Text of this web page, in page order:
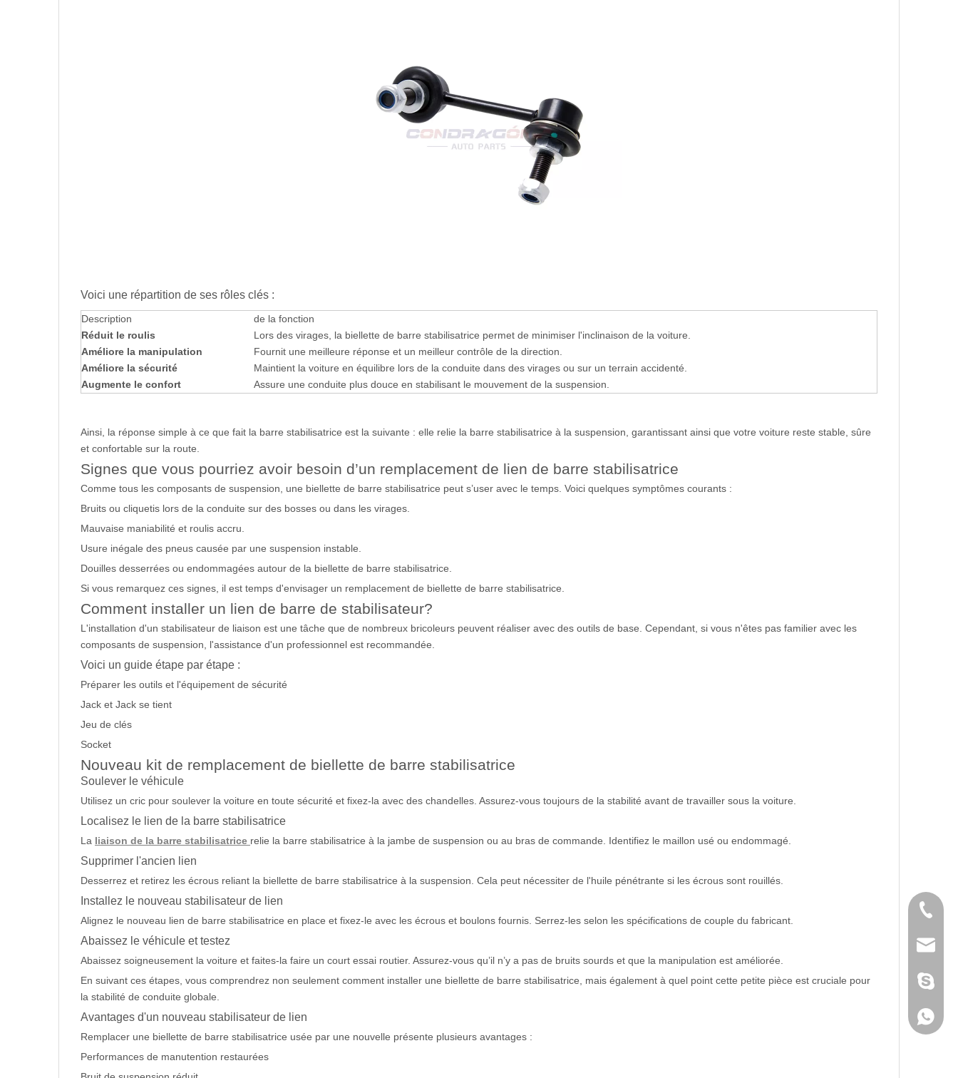
Voici une répartition de ses rôles clés :
Description
de la fonction
Réduit le roulis
Lors des virages, la biellette de barre stabilisatrice permet de minimiser l'inclinaison de la voiture.
Améliore la manipulation
Fournit une meilleure réponse et un meilleur contrôle de la direction.
Améliore la sécurité
Maintient la voiture en équilibre lors de la conduite dans des virages ou sur un terrain accidenté.
Augmente le confort
Assure une conduite plus douce en stabilisant le mouvement de la suspension.
Ainsi, la réponse simple à ce que fait la barre stabilisatrice est la suivante : elle relie la barre stabilisatrice à la suspension, garantissant ainsi que votre voiture reste stable, sûre
et confortable sur la route.
Signes que vous pourriez avoir besoin d’un remplacement de lien de barre stabilisatrice
Comme tous les composants de suspension, une biellette de barre stabilisatrice peut s’user avec le temps. Voici quelques symptômes courants :
Bruits ou cliquetis lors de la conduite sur des bosses ou dans les virages.
Mauvaise maniabilité et roulis accru.
Usure inégale des pneus causée par une suspension instable.
Douilles desserrées ou endommagées autour de la biellette de barre stabilisatrice.
Si vous remarquez ces signes, il est temps d'envisager un remplacement de biellette de barre stabilisatrice.
Comment installer un lien de barre de stabilisateur?
L'installation d'un stabilisateur de liaison est une tâche que de nombreux bricoleurs peuvent réaliser avec des outils de base. Cependant, si vous n'êtes pas familier avec les
composants de suspension, l'assistance d'un professionnel est recommandée.
Voici un guide étape par étape :
Préparer les outils et l'équipement de sécurité
Jack et Jack se tient
Jeu de clés
Socket
Nouveau kit de remplacement de biellette de barre stabilisatrice
Soulever le véhicule
Utilisez un cric pour soulever la voiture en toute sécurité et fixez-la avec des chandelles. Assurez-vous toujours de la stabilité avant de travailler sous la voiture.
Localisez le lien de la barre stabilisatrice
La liaison de la barre stabilisatrice relie la barre stabilisatrice à la jambe de suspension ou au bras de commande. Identifiez le maillon usé ou endommagé.
Supprimer l'ancien lien
Desserrez et retirez les écrous reliant la biellette de barre stabilisatrice à la suspension. Cela peut nécessiter de l'huile pénétrante si les écrous sont rouillés.
Installez le nouveau stabilisateur de lien
Alignez le nouveau lien de barre stabilisatrice en place et fixez-le avec les écrous et boulons fournis. Serrez-les selon les spécifications de couple du fabricant.
Abaissez le véhicule et testez
Abaissez soigneusement la voiture et faites-la faire un court essai routier. Assurez-vous qu’il n’y a pas de bruits sourds et que la manipulation est améliorée.
En suivant ces étapes, vous comprendrez non seulement comment installer une biellette de barre stabilisatrice, mais également à quel point cette petite pièce est cruciale pour
la stabilité de conduite globale.
Avantages d'un nouveau stabilisateur de lien
Remplacer une biellette de barre stabilisatrice usée par une nouvelle présente plusieurs avantages :
Performances de manutention restaurées
Tél
E-mail
Skype